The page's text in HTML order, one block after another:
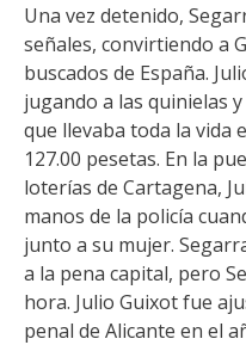
Una vez detenido,
señales, convirtiendo a
buscados de España.
jugando a las quinielas
que llevaba toda la vida
127.00 pesetas. En la
loterías de Cartagena,
manos de la policía
junto a su mujer.
a la pena capital, pero
hora. Julio Guixot fue
penal de Alicante en el